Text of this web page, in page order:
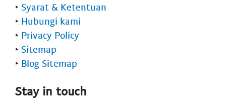
‣ Syarat & Ketentuan
‣ Hubungi kami
‣ Privacy Policy
‣ Sitemap
‣ Blog Sitemap
Stay in touch